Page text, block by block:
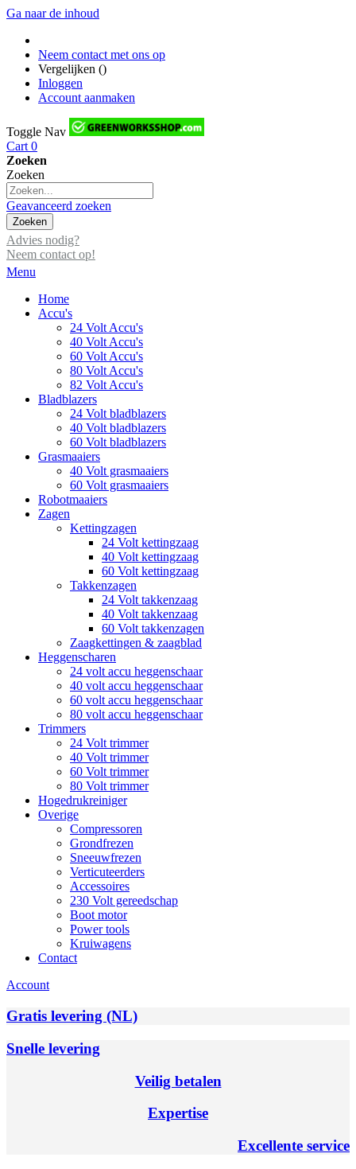
Ga naar de inhoud
Neem contact met ons op
Vergelijken ()
Inloggen
Account aanmaken
Toggle Nav
Cart 0
Zoeken
Zoeken
Geavanceerd zoeken
Zoeken
Advies nodig?
Neem contact op!
Menu
Home
Accu's
24 Volt Accu's
40 Volt Accu's
60 Volt Accu's
80 Volt Accu's
82 Volt Accu's
Bladblazers
24 Volt bladblazers
40 Volt bladblazers
60 Volt bladblazers
Grasmaaiers
40 Volt grasmaaiers
60 Volt grasmaaiers
Robotmaaiers
Zagen
Kettingzagen
24 Volt kettingzaag
40 Volt kettingzaag
60 Volt kettingzaag
Takkenzagen
24 Volt takkenzaag
40 Volt takkenzaag
60 Volt takkenzagen
Zaagkettingen & zaagblad
Heggenscharen
24 volt accu heggenschaar
40 volt accu heggenschaar
60 volt accu heggenschaar
80 volt accu heggenschaar
Trimmers
24 Volt trimmer
40 Volt trimmer
60 Volt trimmer
80 Volt trimmer
Hogedrukreiniger
Overige
Compressoren
Grondfrezen
Sneeuwfrezen
Verticuteerders
Accessoires
230 Volt gereedschap
Boot motor
Power tools
Kruiwagens
Contact
Account
Gratis levering (NL)
Snelle levering
Veilig betalen
Expertise
Excellente service